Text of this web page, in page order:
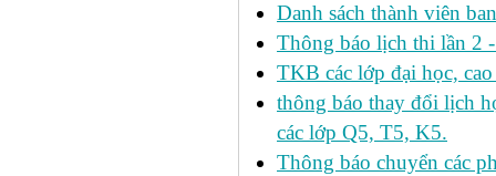
Danh sách thành viên
Thông báo lịch thi lần 2
TKB các lớp đại học,
thông báo thay đổi lịch
các lớp Q5, T5, K5.
Thông báo chuyển các